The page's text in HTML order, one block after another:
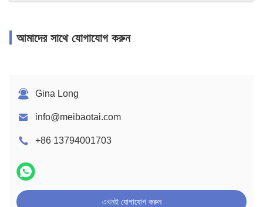
আমাদের সাথে যোগাযোগ করুন
Gina Long
info@meibaotai.com
+86 13794001703
এখনই যোগাযোগ করুন